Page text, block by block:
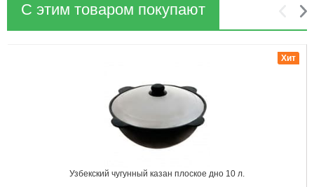
С этим товаром покупают
Узбекский чугунный казан плоское дно 10 л.
Хит